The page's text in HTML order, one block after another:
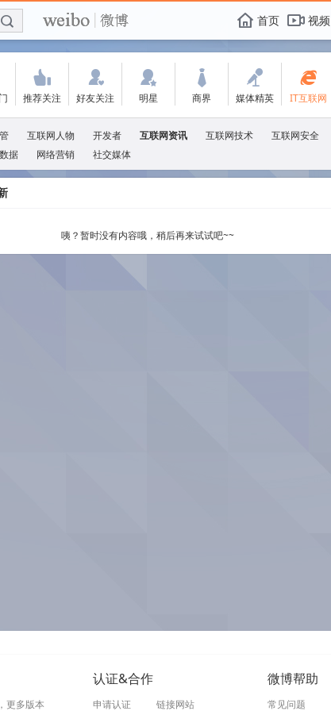
f E 首页  视频
'
推荐关注
:
好友关注
w
明星
+
商界
-
媒体精英
q
IT互联网
互联网人物 开发者 互联网资讯 互联网技术
互联网安全
据 网络营销 社交媒体
咦？暂时没有内容哦，稍后再来试试吧~~
更多版本
认证&合作
申请认证 链接网站
微博帮助
常见问题